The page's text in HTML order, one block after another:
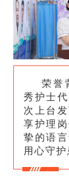
荣誉
秀护士
次上台
享护理
挚的语
用心守